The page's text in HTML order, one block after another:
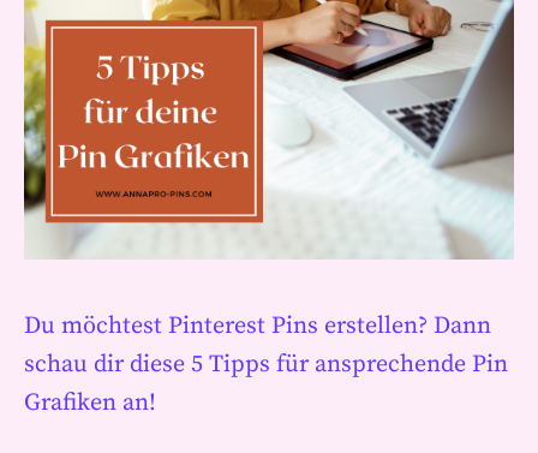
Du möchtest Pinterest Pins erstellen? Dann
schau dir diese 5 Tipps für ansprechende Pin
Grafiken an!